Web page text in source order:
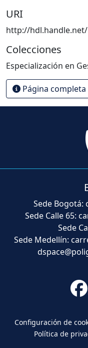
URI
http://
Colecciones
Especialización en
Página
Sede Bogotá:
Sede Calle 65:
Sede
Sede Medellín:
Configuración de
Política de